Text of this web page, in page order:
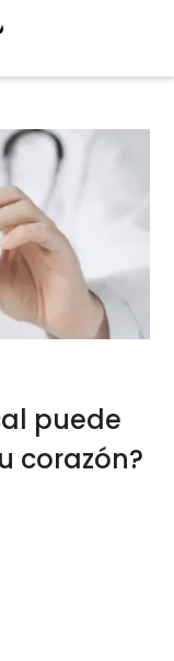
puede
corazón?